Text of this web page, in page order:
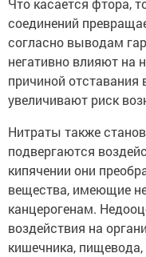
Что касается фтора,
соединений
согласно выводам
негативно влияют на
причиной отставания
увеличивают риск
Нитраты также
подвергаются
кипячении они
вещества, имеющие
канцерогенам.
воздействия на
кишечника,